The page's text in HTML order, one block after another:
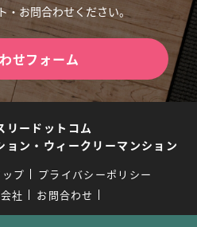
・お問合わせください。
せフォーム
リードットコム
ョン・ウィークリーマンション
プ
プライバシーポリシー
社
お問合わせ